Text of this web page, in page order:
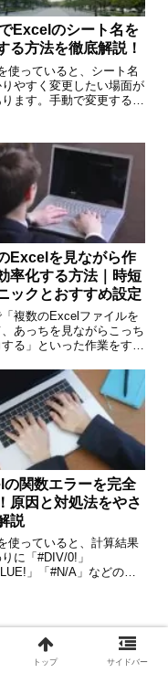
Excelのシート名を
る方法を徹底解説！
使っていると、シート名
やすく変更したい場面が
ます。手動で変更するこ
かります。そこで便利な
VBA（Visual Basic for
Excelを見ながら作
率化する方法｜時短
ックとおすすめ設定
複数のExcelファイルを
あっちを見ながらこっち
る」といった作業をする
たり来たりするうちに、
入力したのかわからなく
り、ファイルを切り替える
間がかかってストレ
の関数エラーを完全
原因と対処法をやさ
説
使っていると、計算結果
に「#DIV/0!」
」「#N/A」などのエ
の仕組みを正しく理
ないこ
トップ サイドバー